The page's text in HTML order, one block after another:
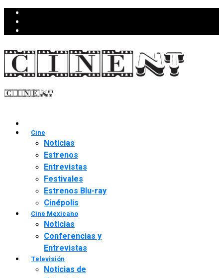
Cine
Noticias
Estrenos
Entrevistas
Festivales
Estrenos Blu-ray
Cinépolis
Cine Mexicano
Noticias
Conferencias y
Entrevistas
Televisión
Noticias de